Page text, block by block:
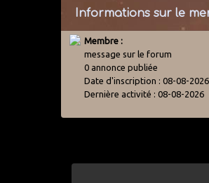
Informations sur le
Membre :
message sur le forum
0 annonce publiée
Date d'inscription : 08-08-2026
Dernière activité : 08-08-2026